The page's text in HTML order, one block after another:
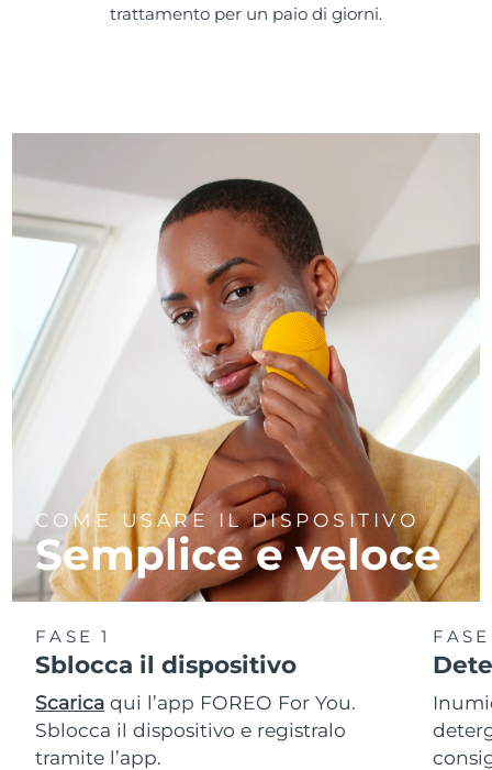
trattamento per un paio di giorni.
COME USARE IL DISPOSITIVO
Semplice e veloce
FASE 1
Sblocca il dispositivo
Scarica qui l’app FOREO For You.
Sblocca il dispositivo e registralo
tramite l’app.